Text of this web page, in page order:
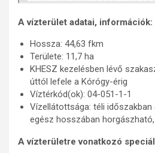
A vízterület adatai, információk:
Hossza: 44,63 fkm
Területe: 11,7 ha
KHESZ kezelésben lévő
úttól lefele a Kórógy-érig
Víztérkód(ok): 04-051-1-1
Vízellátottsága: téli időszakban
egész hosszában
A vízterületre vonatkozó